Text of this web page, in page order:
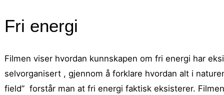
Fri energi
Filmen viser hvordan kunnskapen om fri energi har
selvorganisert , gjennom å forklare hvordan alt i
field” forstår man at fri energi faktisk eksisterer.